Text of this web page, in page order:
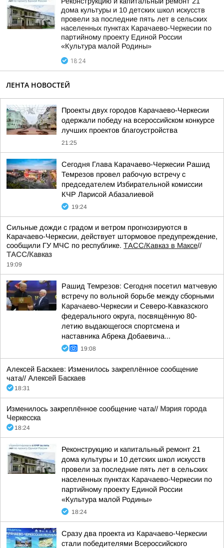
дома культуры и 10 детских школ искусств
провели за последние пять лет в сельских
населенных пунктах Карачаево-Черкесии по
партийному проекту Единой России
«Культура малой Родины»
18:24
ЛЕНТА НОВОСТЕЙ
Проекты двух городов Карачаево-Черкесии
одержали победу на всероссийском конкурсе
лучших проектов благоустройства
21:25
Сегодня Глава Карачаево-Черкесии Рашид
Темрезов провел рабочую встречу с
председателем Избирательной комиссии
КЧР Ларисой Абазалиевой
19:24
Сильные дожди с градом и ветром прогнозируются в
Карачаево-Черкесии, действует штормовое предупреждение,
сообщили ГУ МЧС по республике. ТАСС/Кавказ в Максе//
ТАСС/Кавказ
19:09
Рашид Темрезов: Сегодня посетил матчевую
встречу по вольной борьбе между сборными
Карачаево-Черкесии и Северо-Кавказского
федерального округа, посвящённую 80-
летию выдающегося спортсмена и
наставника Абрека Добаевича...
19:08
Алексей Баскаев: Изменилось закреплённое сообщение
чата// Алексей Баскаев
18:31
Изменилось закреплённое сообщение чата// Мэрия города
Черкесска
18:24
Реконструкцию и капитальный ремонт 21
дома культуры и 10 детских школ искусств
провели за последние пять лет в сельских
населенных пунктах Карачаево-Черкесии по
партийному проекту Единой России
«Культура малой Родины»
18:24
Сразу два проекта из Карачаево-Черкесии
стали победителями Всероссийского